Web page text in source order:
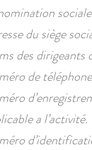
du siège
des dirigeants
de
a l’activité.